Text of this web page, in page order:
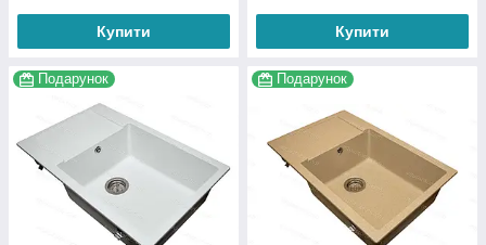
Купити Купити
Подарунок Подарунок